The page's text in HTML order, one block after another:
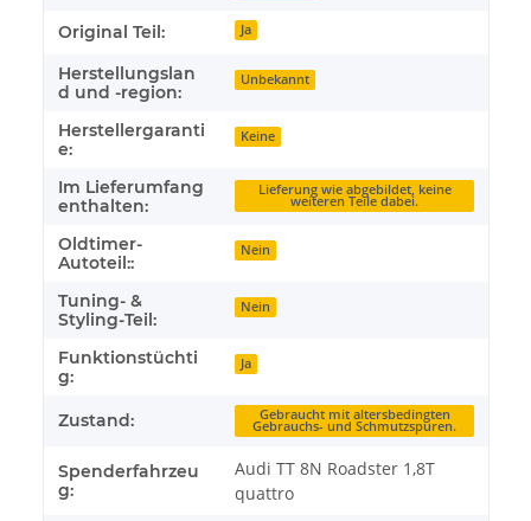
Original Teil: Ja
Herstellungslan
d und -region:
Unbekannt
Herstellergaranti
e:
Keine
Im Lieferumfang
enthalten:
Lieferung wie abgebildet, keine
weiteren Teile dabei.
Oldtimer-
Autoteil::
Nein
Tuning- &
Styling-Teil:
Nein
Funktionstüchti
g:
Ja
Zustand: Gebraucht mit altersbedingten
Gebrauchs- und Schmutzspuren.
Spenderfahrzeu
g:
Audi TT 8N Roadster 1,8T
quattro